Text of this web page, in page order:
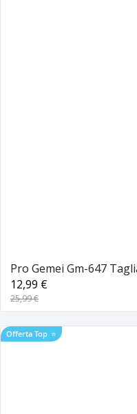
Pro Gemei Gm-647
12,99 €
25,99 €
Offerta Top ⭐